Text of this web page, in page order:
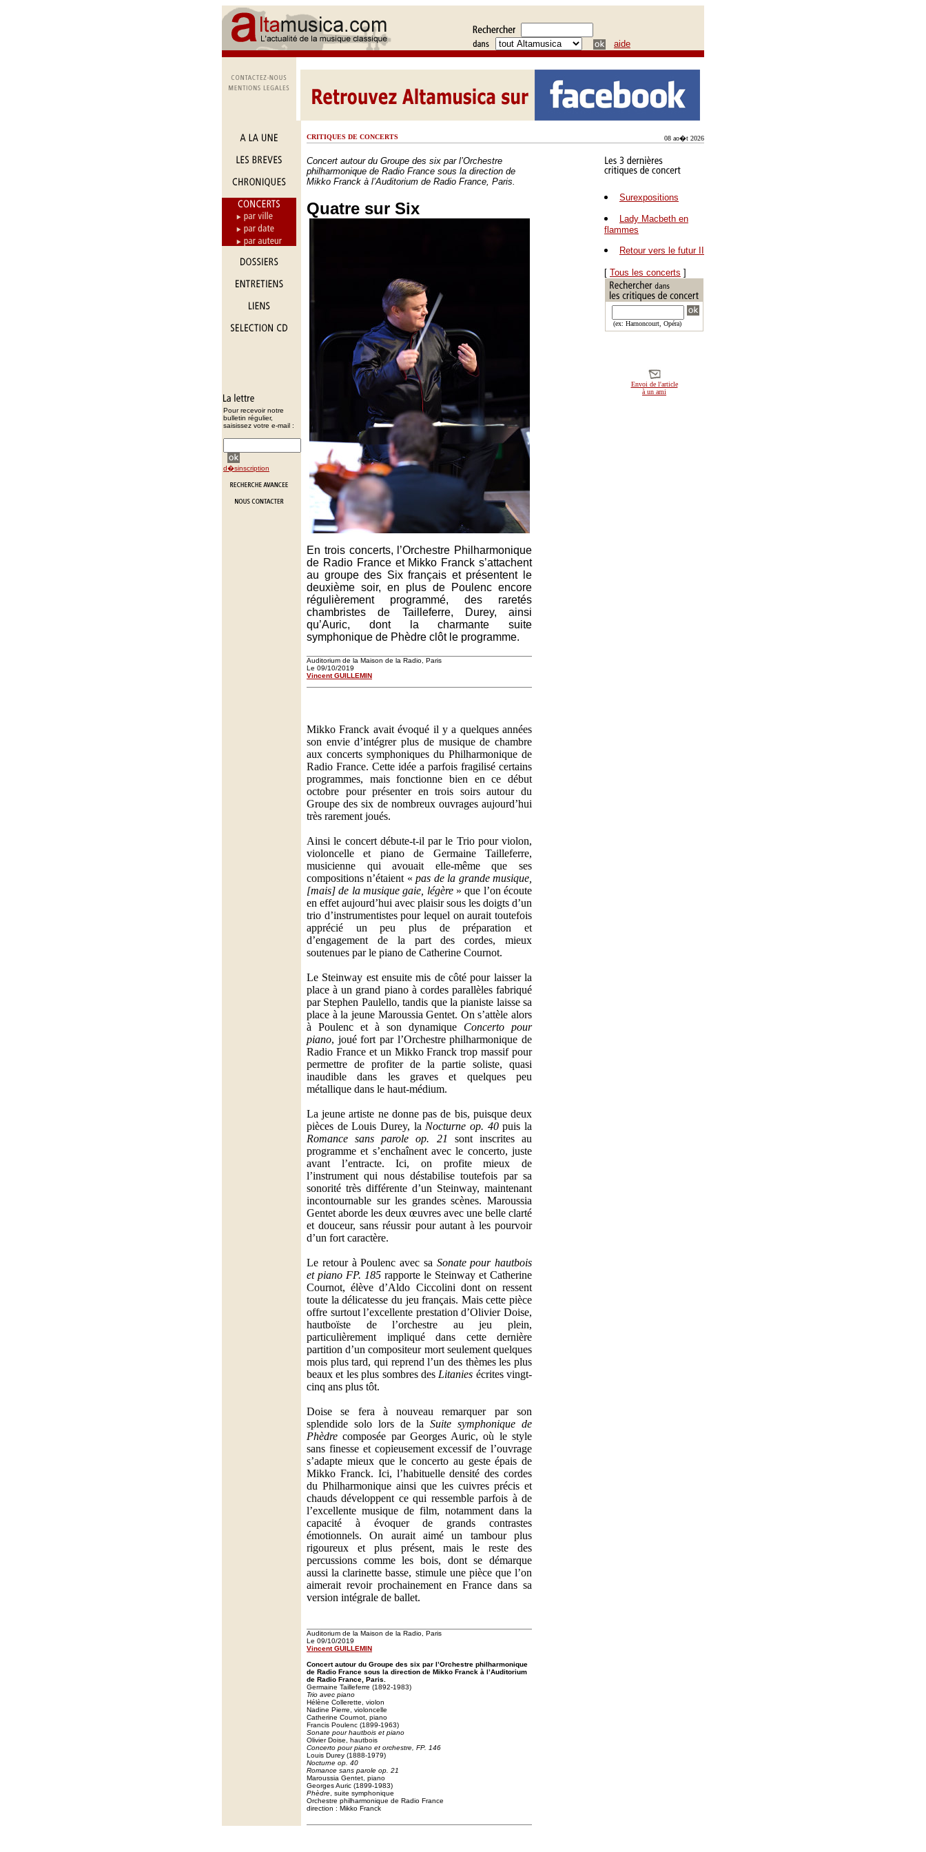
aide
Pour recevoir notre
bulletin régulier,
saisissez votre e-mail :
d�sinscription
CRITIQUES DE CONCERTS 08 ao�t 2026
Concert autour du Groupe des six par l’Orchestre
philharmonique de Radio France sous la direction de
Mikko Franck à l’Auditorium de Radio France, Paris.
Quatre sur Six
En trois concerts, l’Orchestre Philharmonique
de Radio France et Mikko Franck s’attachent
au groupe des Six français et présentent le
deuxième soir, en plus de Poulenc encore
régulièrement programmé, des raretés
chambristes de Tailleferre, Durey, ainsi
qu’Auric, dont la charmante suite
symphonique de Phèdre clôt le programme.
Auditorium de la Maison de la Radio, Paris
Le 09/10/2019
Vincent GUILLEMIN
Surexpositions
Lady Macbeth en
flammes
Retour vers le futur II
[ Tous les concerts ]
(ex: Harnoncourt, Opéra)
Envoi de l'article
à un ami
Mikko Franck avait évoqué il y a quelques années
son envie d’intégrer plus de musique de chambre
aux concerts symphoniques du Philharmonique de
Radio France. Cette idée a parfois fragilisé certains
programmes, mais fonctionne bien en ce début
octobre pour présenter en trois soirs autour du
Groupe des six de nombreux ouvrages aujourd’hui
très rarement joués.
Ainsi le concert débute-t-il par le Trio pour violon,
violoncelle et piano de Germaine Tailleferre,
musicienne qui avouait elle-même que ses
compositions n’étaient «pas de la grande musique,
[mais] de la musique gaie, légère» que l’on écoute
en effet aujourd’hui avec plaisir sous les doigts d’un
trio d’instrumentistes pour lequel on aurait toutefois
apprécié un peu plus de préparation et
d’engagement de la part des cordes, mieux
soutenues par le piano de Catherine Cournot.
Le Steinway est ensuite mis de côté pour laisser la
place à un grand piano à cordes parallèles fabriqué
par Stephen Paulello, tandis que la pianiste laisse sa
place à la jeune Maroussia Gentet. On s’attèle alors
à Poulenc et à son dynamique Concerto pour
piano, joué fort par l’Orchestre philharmonique de
Radio France et un Mikko Franck trop massif pour
permettre de profiter de la partie soliste, quasi
inaudible dans les graves et quelques peu
métallique dans le haut-médium.
La jeune artiste ne donne pas de bis, puisque deux
pièces de Louis Durey, la Nocturne op. 40puis la
Romance sans parole op. 21 sont inscrites au
programme et s’enchaînent avec le concerto, juste
avant l’entracte. Ici, on profite mieux de
l’instrument qui nous déstabilise toutefois par sa
sonorité très différente d’un Steinway, maintenant
incontournable sur les grandes scènes. Maroussia
Gentet aborde les deux œuvres avec une belle clarté
et douceur, sans réussir pour autant à les pourvoir
d’un fort caractère.
Le retour à Poulenc avec sa Sonate pour hautbois
et piano FP. 185 rapporte le Steinway et Catherine
Cournot, élève d’Aldo Ciccolini dont on ressent
toute la délicatesse du jeu français. Mais cette pièce
offre surtout l’excellente prestation d’Olivier Doise,
hautboïste de l’orchestre au jeu plein,
particulièrement impliqué dans cette dernière
partition d’un compositeur mort seulement quelques
mois plus tard, qui reprend l’un des thèmes les plus
beaux et les plus sombres des Litanies écrites vingt-
cinq ans plus tôt.
Doise se fera à nouveau remarquer par son
splendide solo lors de laSuite symphonique de
Phèdre composée par Georges Auric, où le style
sans finesse et copieusement excessif de l’ouvrage
s’adapte mieux que le concerto au geste épais de
Mikko Franck. Ici, l’habituelle densité des cordes
du Philharmonique ainsi que les cuivres précis et
chauds développent ce qui ressemble parfois à de
l’excellente musique de film, notamment dans la
capacité à évoquer de grands contrastes
émotionnels. On aurait aimé un tambour plus
rigoureux et plus présent, mais le reste des
percussions comme les bois, dont se démarque
aussi la clarinette basse, stimule une pièce que l’on
aimerait revoir prochainement en France dans sa
version intégrale de ballet.
Auditorium de la Maison de la Radio, Paris
Le 09/10/2019
Vincent GUILLEMIN
Concert autour du Groupe des six par l’Orchestre philharmonique
de Radio France sous la direction de Mikko Franck à l’Auditorium
de Radio France, Paris.
Germaine Tailleferre (1892-1983)
Trio avec piano
Hélène Collerette, violon
Nadine Pierre, violoncelle
Catherine Cournot, piano
Francis Poulenc (1899-1963)
Sonate pour hautbois et piano
Olivier Doise, hautbois
Concerto pour piano et orchestre, FP. 146
Louis Durey (1888-1979)
Nocturne op. 40
Romance sans parole op. 21
Maroussia Gentet, piano
Georges Auric (1899-1983)
Phèdre , suite symphonique
Orchestre philharmonique de Radio France
direction : Mikko Franck